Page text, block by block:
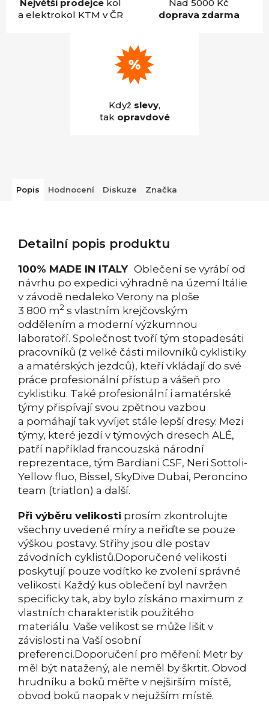
Největší prodejcekol
a elektrokol KTM v ČR
Nad 5000 Kč
doprava zdarma
Když slevy,
tak opravdové
Popis Hodnocení Diskuze Značka
Detailní popis produktu
100% MADE IN ITALY Oblečení se vyrábí od
návrhu po expedici výhradně na území Itálie
v závodě nedaleko Verony na ploše
3 800 m2 s vlastním krejčovským
oddělením a moderní výzkumnou
laboratoří. Společnost tvoří tým stopadesáti
pracovníků (z velké části milovníků cyklistiky
a amatérských jezdců), kteří vkládají do své
práce profesionální přístup a vášeň pro
cyklistiku. Také profesionální i amatérské
týmy přispívají svou zpětnou vazbou
a pomáhají tak vyvíjet stále lepší dresy. Mezi
týmy, které jezdí v týmových dresech ALÉ,
patří například francouzská národní
reprezentace, tým Bardiani CSF, Neri Sottoli-
Yellow fluo, Bissel, SkyDive Dubai, Peroncino
team (triatlon) a další.
Při výběru velikosti prosím zkontrolujte
všechny uvedené míry a neřiďte se pouze
výškou postavy. Střihy jsou dle postav
závodních cyklistů.Doporučené velikosti
poskytují pouze vodítko ke zvolení správné
velikosti. Každý kus oblečení byl navržen
specificky tak, aby bylo získáno maximum z
vlastních charakteristik použitého
materiálu. Vaše velikost se může lišit v
závislosti na Vaší osobní
preferenci.Doporučení pro měření: Metr by
měl být natažený, ale neměl by škrtit. Obvod
hrudníku a boků měřte v nejširším místě,
obvod boků naopak v nejužším místě.